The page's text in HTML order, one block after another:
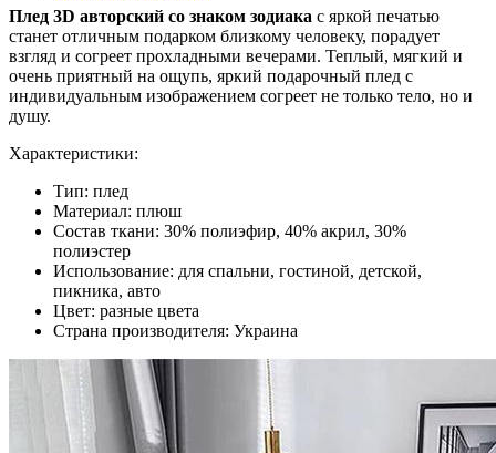
Плед 3D авторский со знаком зодиака с яркой печатью
станет отличным подарком близкому человеку, порадует
взгляд и согреет прохладными вечерами. Теплый, мягкий и
очень приятный на ощупь, яркий подарочный плед с
индивидуальным изображением согреет не только тело, но и
душу.
Характеристики:
Тип: плед
Материал: плюш
Состав ткани: 30% полиэфир, 40% акрил, 30%
полиэстер
Использование: для спальни, гостиной, детской,
пикника, авто
Цвет: разные цвета
Страна производителя: Украина